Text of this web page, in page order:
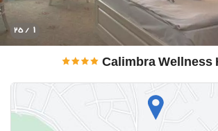
Calimbra Wellness
1
/ 25